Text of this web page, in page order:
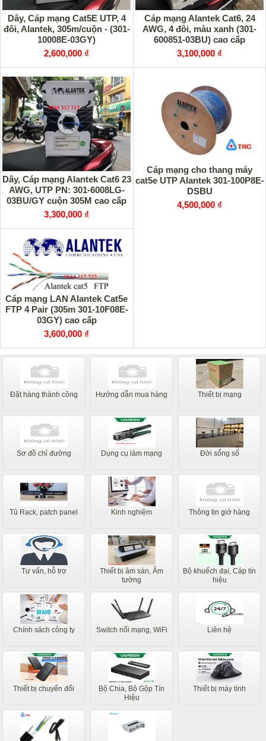
Dây, Cáp mạng Cat5E UTP, 4
đôi, Alantek, 305m/cuộn - (301-
10008E-03GY)
2,600,000 ₫
Cáp mạng Alantek Cat6, 24
AWG, 4 đôi, màu xanh (301-
600851-03BU) cao cấp
3,100,000 ₫
Dây, Cáp mạng Alantek Cat6 23
AWG, UTP PN: 301-6008LG-
03BU/GY cuộn 305M cao cấp
3,300,000 ₫
Cáp mạng cho thang máy
cat5e UTP Alantek 301-100P8E-
DSBU
4,500,000 ₫
Cáp mạng LAN Alantek Cat5e
FTP 4 Pair (305m 301-10F08E-
03GY) cao cấp
3,600,000 ₫
Đặt hàng thành công Hướng dẫn mua hàng Thiết bị mạng
Sơ đồ chỉ đường Dụng cụ làm mạng Đời sống số
Tủ Rack, patch panel Kinh nghiệm Thông tin giở hàng
Tư vấn, hỗ trợ
Thiết bị âm sàn, Âm
tường
Bộ khuếch đại, Cáp tín
hiệu
Chính sách công ty Switch nối mạng, WiFi Liên hệ
Thiết bị chuyển đổi
Bộ Chia, Bộ Gộp Tín
Hiệu
Thiết bị máy tính